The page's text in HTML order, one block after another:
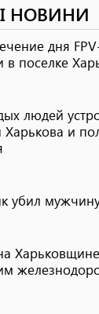
НОВИНИ
дня
в поселке
людей
и
убил